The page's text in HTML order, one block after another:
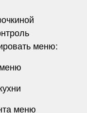
меню:
меню